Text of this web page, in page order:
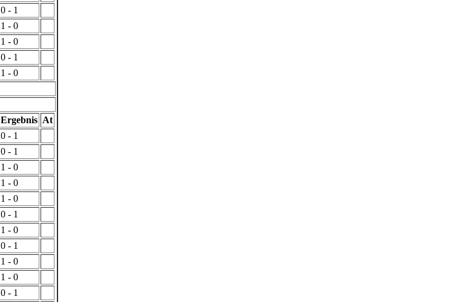
0 - 1
1 - 0
1 - 0
0 - 1
1 - 0
Ergebnis At
0 - 1
0 - 1
1 - 0
1 - 0
1 - 0
0 - 1
1 - 0
0 - 1
1 - 0
1 - 0
0 - 1